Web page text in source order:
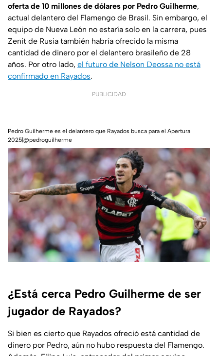
oferta de 10 millones de dólares por Pedro Guilherme,
actual delantero del Flamengo de Brasil. Sin embargo, el
equipo de Nueva León no estaría solo en la carrera, pues
Zenit de Rusia también habría ofrecido la misma
cantidad de dinero por el delantero brasileño de 28
años. Por otro lado, el futuro de Nelson Deossa no está
confirmado en Rayados.
PUBLICIDAD
Pedro Guilherme es el delantero que Rayados busca para el Apertura
2025|@pedroguilherme
¿Está cerca Pedro Guilherme de ser
jugador de Rayados?
Si bien es cierto que Rayados ofreció está cantidad de
dinero por Pedro, aún no hubo respuesta del Flamengo.